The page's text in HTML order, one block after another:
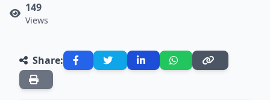
149
Views
Share: